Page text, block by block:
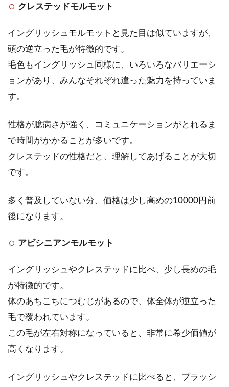
クレステッドモルモット
イングリッシュモルモットと見た目は似ていますが、
頭の逆立った毛が特徴的です。
毛色もイングリッシュ同様に、いろいろなバリエーシ
ョンがあり、みんなそれぞれ違った魅力を持っていま
す。
性格が臆病さが強く、コミュニケーションがとれるま
で時間がかかることが多いです。
クレステッドの性格だと、理解してあげることが大切
です。
多く普及していない分、価格は少し高めの10000円前
後になります。
アビシニアンモルモット
イングリッシュやクレステッドに比べ、少し長めの毛
が特徴的です。
体のあちこちにつむじがあるので、体全体が逆立った
毛で覆われています。
この毛が左右対称になっていると、非常に希少価値が
高くなります。
イングリッシュやクレステッドに比べると、ブラッシ